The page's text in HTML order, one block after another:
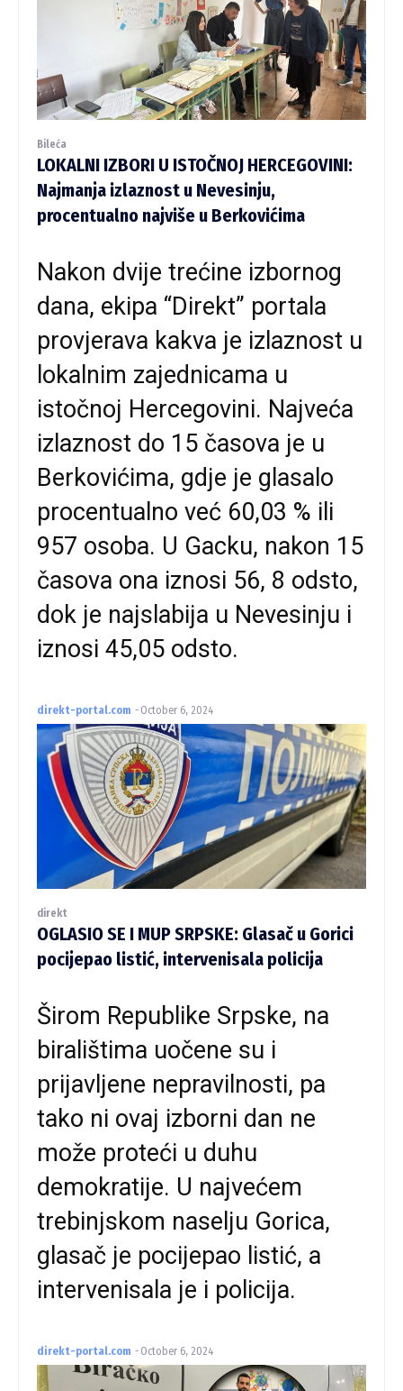
Bileća
LOKALNI IZBORI U ISTOČNOJ HERCEGOVINI:
Najmanja izlaznost u Nevesinju,
procentualno najviše u Berkovićima
Nakon dvije trećine izbornog
dana, ekipa “Direkt” portala
provjerava kakva je izlaznost u
lokalnim zajednicama u
istočnoj Hercegovini. Najveća
izlaznost do 15 časova je u
Berkovićima, gdje je glasalo
procentualno već 60,03 % ili
957 osoba. U Gacku, nakon 15
časova ona iznosi 56, 8 odsto,
dok je najslabija u Nevesinju i
iznosi 45,05 odsto.
direkt-portal.com - October 6, 2024
direkt
OGLASIO SE I MUP SRPSKE: Glasač u Gorici
pocijepao listić, intervenisala policija
Širom Republike Srpske, na
biralištima uočene su i
prijavljene nepravilnosti, pa
tako ni ovaj izborni dan ne
može proteći u duhu
demokratije. U najvećem
trebinjskom naselju Gorica,
glasač je pocijepao listić, a
intervenisala je i policija.
direkt-portal.com - October 6, 2024